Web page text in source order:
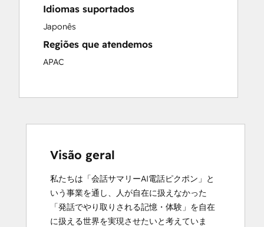
Idiomas suportados
Japonês
Regiões que atendemos
APAC
Visão geral
私たちは「会話サマリーAI電話ピクポン」と
いう事業を通し、人が自在に扱えなかった
「発話でやり取りされる記憶・体験」を自在
に扱える世界を実現させたいと考えていま